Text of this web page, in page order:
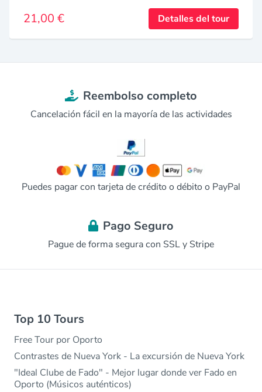
21,00 € Detalles del tour
Reembolso completo
Cancelación fácil en la mayoría de las actividades
Puedes pagar con tarjeta de crédito o débito o PayPal
Pago Seguro
Pague de forma segura con SSL y Stripe
Top 10 Tours
Free Tour por Oporto
Contrastes de Nueva York - La excursión de Nueva York
"Ideal Clube de Fado" - Mejor lugar donde ver Fado en
Oporto (Músicos auténticos)